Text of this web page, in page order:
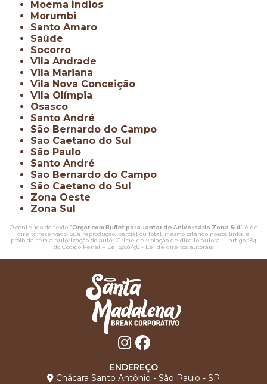
Moema Índios
Morumbi
Santo Amaro
Saúde
Socorro
Vila Andrade
Vila Mariana
Vila Nova Conceição
Vila Olímpia
Osasco
Santo André
São Bernardo do Campo
São Caetano do Sul
São Paulo
Santo André
São Bernardo do Campo
São Caetano do Sul
Zona Oeste
Zona Sul
O conteúdo do texto "Orçar com Buffet para Jantar de Aniversário Zona Sul" é de
direito reservado. Sua reprodução, parcial ou total, mesmo citando nossos links, é
proibida sem a autorização do autor. Crime de violação de direito autoral – artigo 184
do Código Penal – Lei 9610/98 - Lei de direitos autorais.
ENDEREÇO
Chácara Santo Antônio - São Paulo - SP